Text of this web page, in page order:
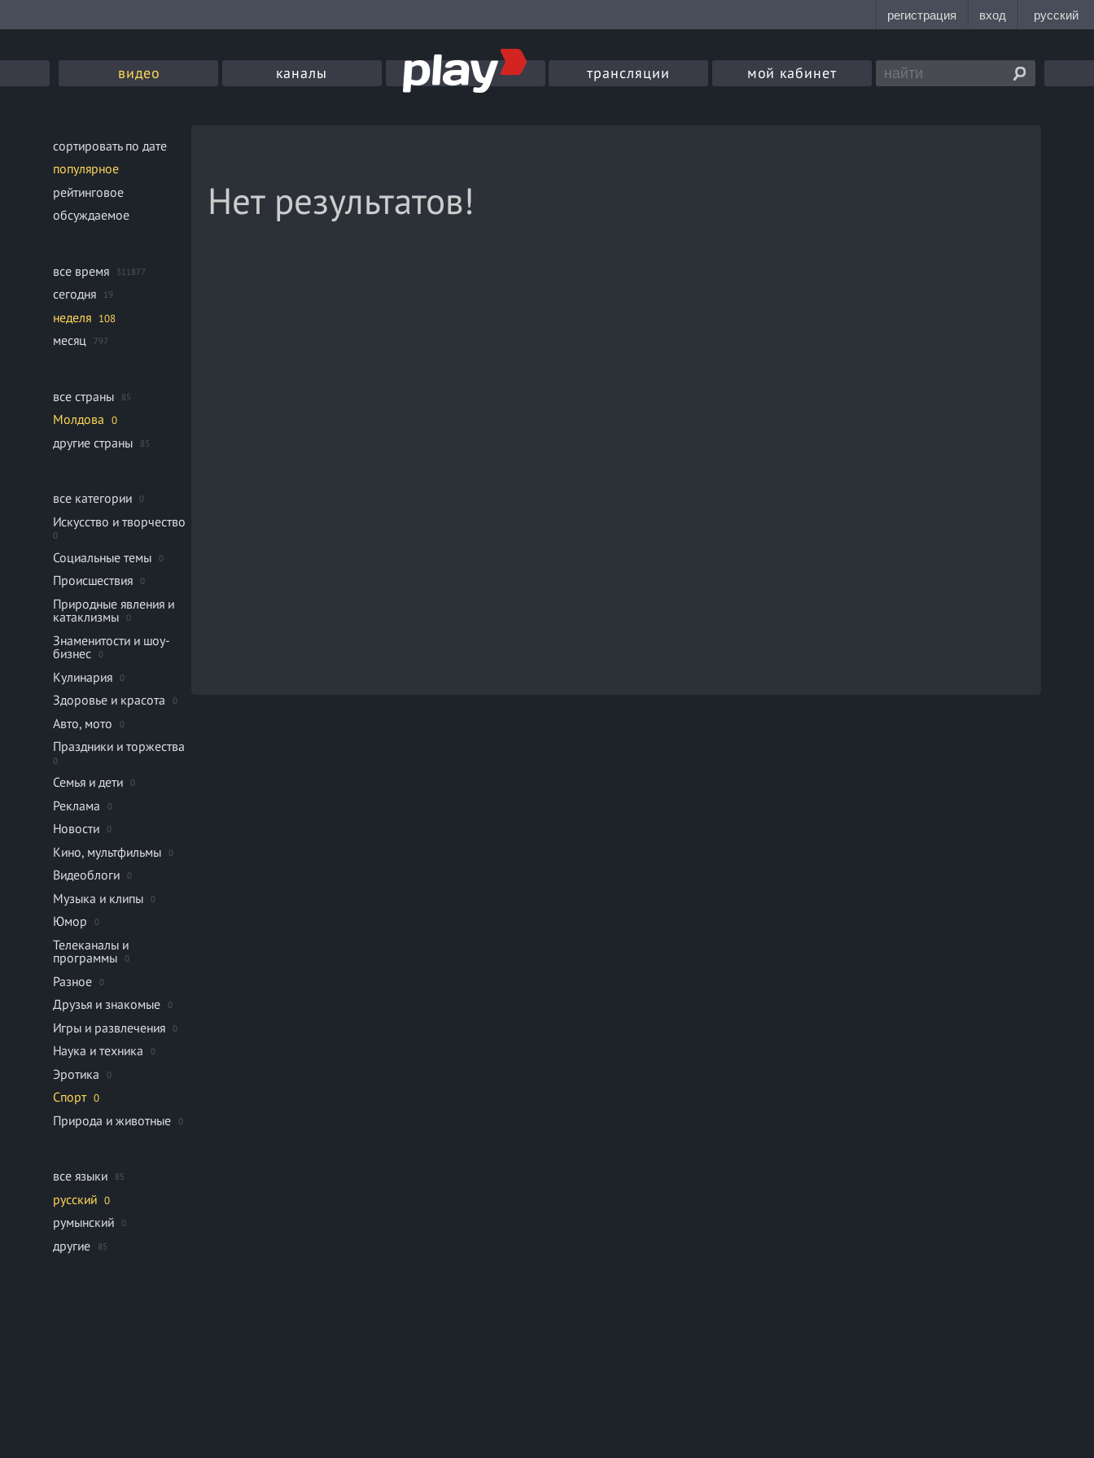
видео каналы трансляции мой кабинет
сортировать по дате
популярное
рейтинговое
обсуждаемое
все время 311877
сегодня 19
неделя 108
месяц 797
все страны 85
Молдова 0
другие страны 85
все категории 0
Искусство и творчество
0
Социальные темы 0
Происшествия 0
Природные явления и
катаклизмы
0
Знаменитости и шоу-
бизнес
0
Кулинария 0
Здоровье и красота 0
Авто, мото 0
Праздники и торжества
0
Семья и дети 0
Реклама 0
Новости 0
Кино, мультфильмы 0
Видеоблоги 0
Музыка и клипы 0
Юмор 0
Телеканалы и
программы
0
Разное 0
Друзья и знакомые 0
Игры и развлечения 0
Наука и техника 0
Эротика 0
Спорт 0
Природа и животные 0
все языки 85
русский 0
румынский 0
другие 85
Нет результатов!